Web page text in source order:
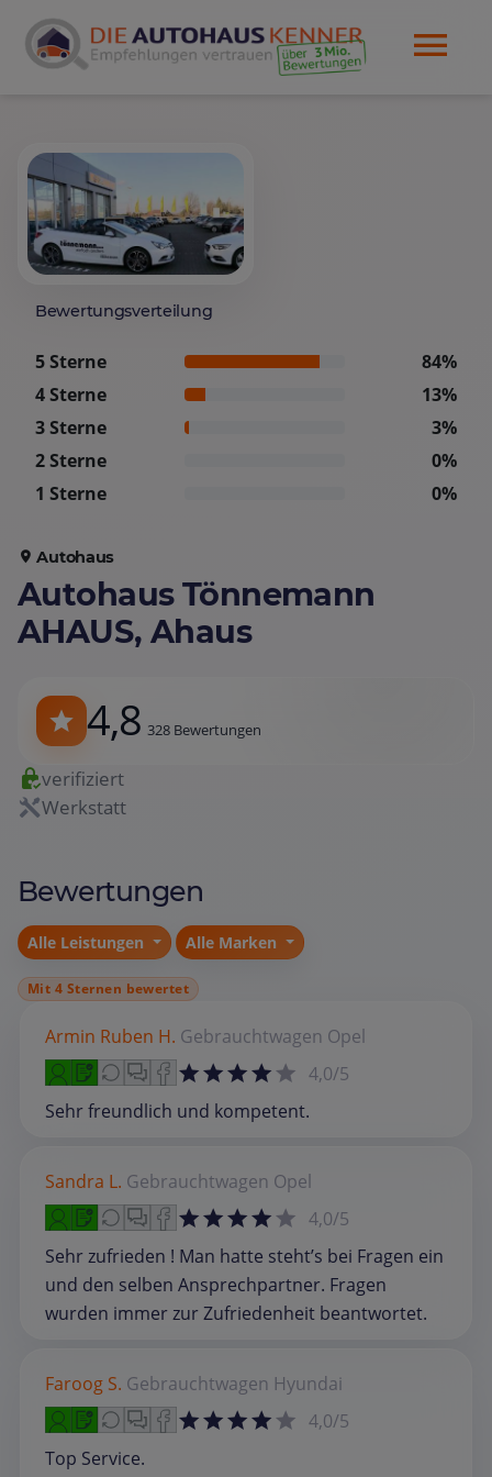
Bewertungsverteilung
5 Sterne
84%
4 Sterne
13%
3 Sterne
3%
2 Sterne
0%
1 Sterne
0%
Autohaus
Autohaus Tönnemann
AHAUS, Ahaus
4,8 328 Bewertungen
verifiziert
Werkstatt
Bewertungen
Alle Leistungen Alle Marken
Mit 4 Sternen bewertet
Armin Ruben H. Gebrauchtwagen Opel
4,0/5
Sehr freundlich und kompetent.
Sandra L. Gebrauchtwagen Opel
4,0/5
Sehr zufrieden ! Man hatte steht’s bei Fragen ein
und den selben Ansprechpartner. Fragen
wurden immer zur Zufriedenheit beantwortet.
Faroog S. Gebrauchtwagen Hyundai
4,0/5
Top Service.